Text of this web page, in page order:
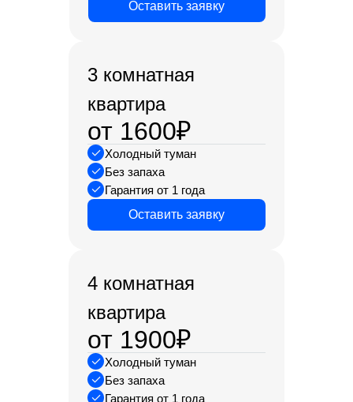
Оставить заявку
3 комнатная
квартира
от 1600₽
Холодный туман
Без запаха
Гарантия от 1 года
Оставить заявку
4 комнатная
квартира
от 1900₽
Холодный туман
Без запаха
Гарантия от 1 года